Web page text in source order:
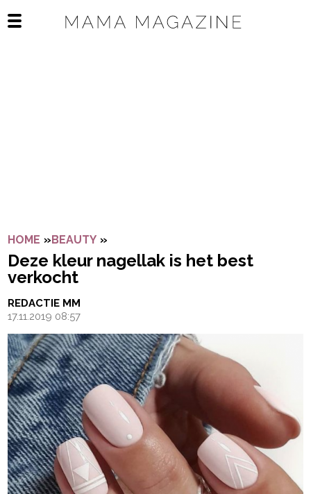
Open het mobiele menu
HOME »BEAUTY »
Deze kleur nagellak is het best
verkocht
REDACTIE MM
17.11.2019 08:57